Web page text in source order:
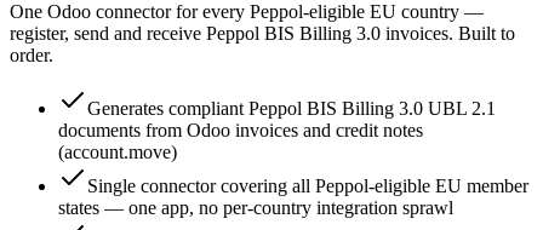
One Odoo connector for every Peppol-eligible EU country —
register, send and receive Peppol BIS Billing 3.0 invoices. Built to
order.
Generates compliant Peppol BIS Billing 3.0 UBL 2.1
documents from Odoo invoices and credit notes
(account.move)
Single connector covering all Peppol-eligible EU member
states — one app, no per-country integration sprawl